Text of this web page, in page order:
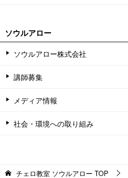
ソウルアロー
ソウルアロー株式会社
講師募集
メディア情報
社会・環境への取り組み
チェロ教室 ソウルアロー TOP